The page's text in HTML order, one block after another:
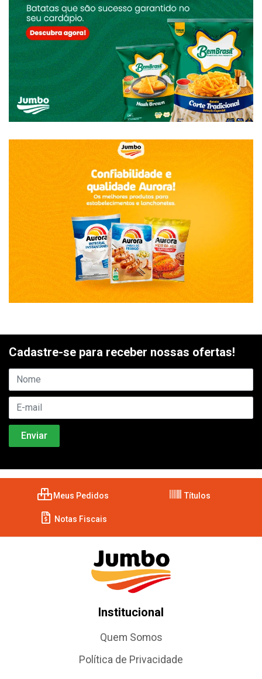
Cadastre-se para receber nossas ofertas!
Meus Pedidos Títulos
Notas Fiscais
Institucional
Quem Somos
Política de Privacidade